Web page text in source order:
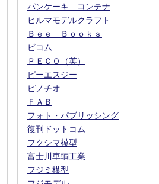
パンケーキ コンテナ
ヒルマモデルクラフト
Ｂｅｅ Ｂｏｏｋｓ
ビコム
ＰＥＣＯ（英）
ピーエスジー
ピノチオ
ＦＡＢ
フォト・パブリッシング
復刊ドットコム
フクシマ模型
富士川車輌工業
フジミ模型